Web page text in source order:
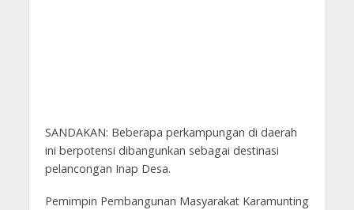
SANDAKAN: Beberapa perkampungan di daerah
ini berpotensi dibangunkan sebagai destinasi
pelancongan Inap Desa.
Pemimpin Pembangunan Masyarakat Karamunting